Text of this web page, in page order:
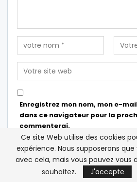
Enregistrez mon nom, mon e-
dans ce navigateur pour la
commenterai.
Ce site Web utilise des cookies
expérience. Nous supposerons
avec cela, mais vous pouvez vous
souhaitez.
J'accepte